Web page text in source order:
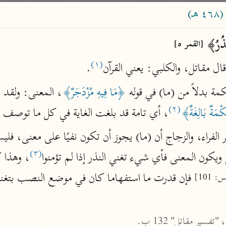
علوم
Type 2 or
1 or
more
عامّة
فتح البيان
صديق حسن خان (١٣٠٧ هـ)
نحو ١٢ مجلدًا
الشوكاني (١٢٥٠ هـ)
معاصرة
[القمر ٥]
قال مقاتل، والكلبي: يعني القرآن(١) .
بدلاً من (ما) في قوله ﴿مَا فِيهِ مُزْدَجَرٌ﴾
بَالِغَةٌ﴾(٢) ، أي تامة قد بلغت الغاية في كل ما توصف
المعنى فأي شيء تغني النذر إذا لم تؤمنوا(٣) ،
101] فإن قدرت ما استفهاما كان في موضع النصب